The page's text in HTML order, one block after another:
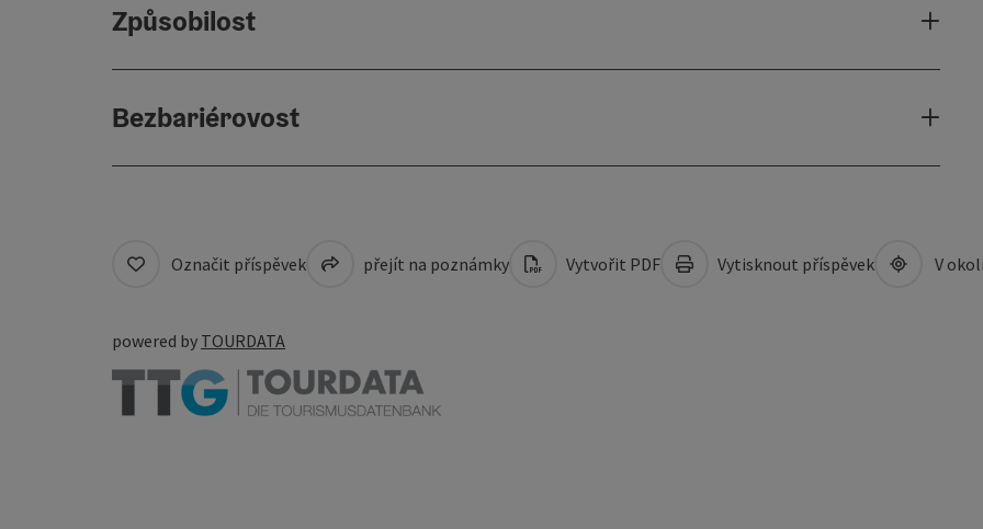
Způsobilost
Bezbariérovost
Označit příspěvek přejít na poznámky Vytvořit PDF Vytisknout příspěvek V
powered by TOURDATA